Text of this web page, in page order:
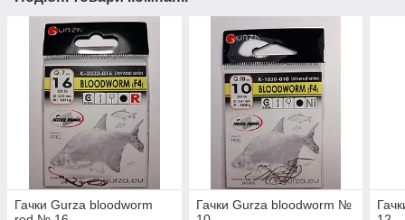
Гачки Gurza bloodworm
Гачки Gurza bloodworm №